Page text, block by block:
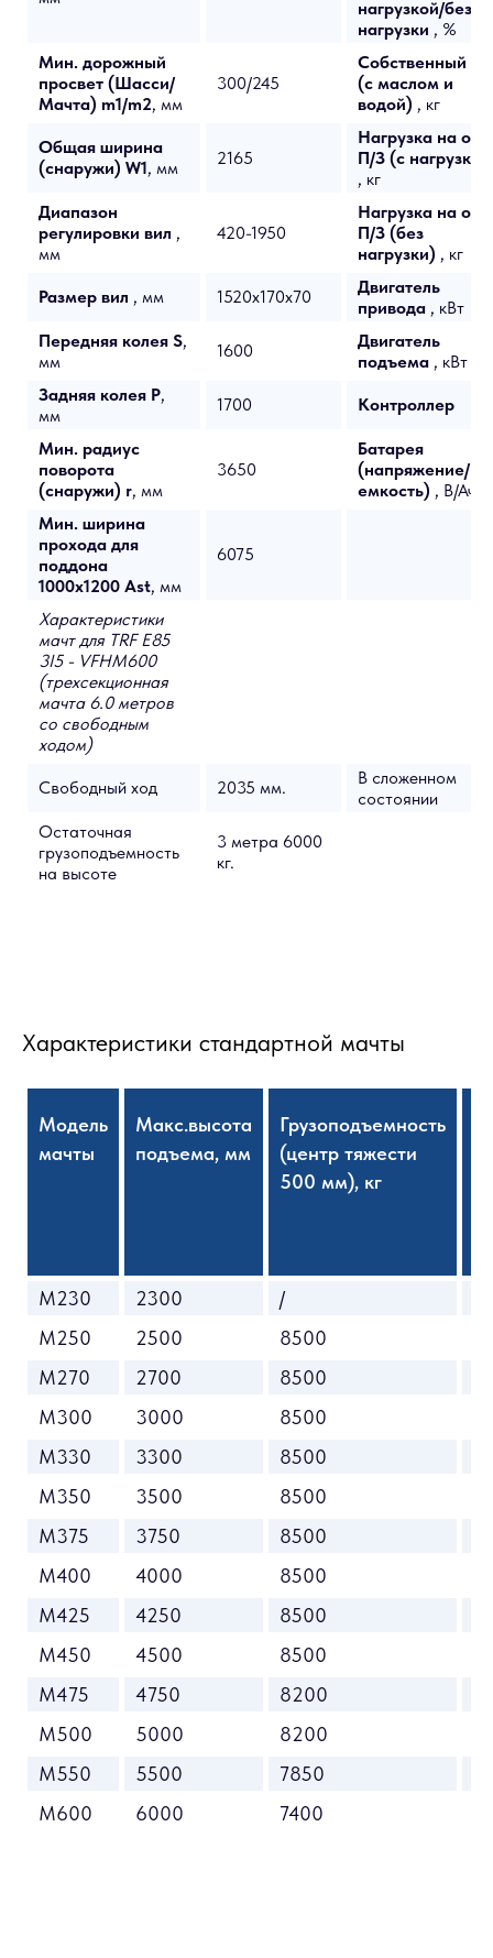
нагрузкой/без
нагрузки , %
Мин. дорожный
просвет (Шасси/
Мачта) m1/m2, мм
300/245
Собственный
(с маслом и
водой) , кг
Общая ширина
(снаружи) W1, мм 2165
Нагрузка на ось,
П/З (с
, кг
Диапазон
регулировки вил ,
мм
420-1950
Нагрузка на ось,
П/З (без
нагрузки) , кг
Размер вил , мм 1520x170x70
Двигатель
привода , кВт
Передняя колея S,
мм
1600
Двигатель
подъема , кВт
Задняя колея P,
мм
1700 Контроллер
Мин. радиус
поворота
(снаружи) r, мм
3650
Батарея
(напряжение/
емкость) , В/Ач
Мин. ширина
прохода для
поддона
1000x1200 Ast, мм
6075
Характеристики
мачт для TRF E85
3I5 - VFHM600
(трехсекционная
мачта 6.0 метров
со свободным
ходом)
Свободный ход 2035 мм.
В сложенном
состоянии
Остаточная
грузоподъемность
на высоте
3 метра 6000
кг.
Характеристики стандартной мачты
Модель
мачты
Макс.высота
подъема, мм
Грузоподъемность
(центр тяжести
500 мм), кг
M230 2300 /
M250
2500 8500
M270
2700 8500
M300
3000 8500
M330
3300 8500
M350
3500 8500
M375
3750 8500
M400
4000 8500
M425
4250 8500
M450
4500 8500
M475
4750 8200
M500
5000 8200
M550
5500 7850
M600
6000 7400